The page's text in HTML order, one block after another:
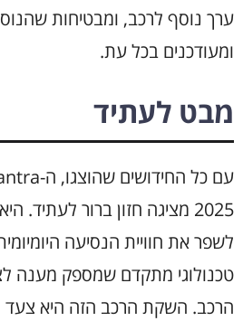
ערך נוסף לרכב, ומבטיחות
ומעודכנים בכל עת.
מבט לעתיד
2025 מציגה חזון ברור
לשפר את חוויית הנסיעה
טכנולוגי מתקדם שמספק מענה
הרכב. השקת הרכב הזה היא צעד